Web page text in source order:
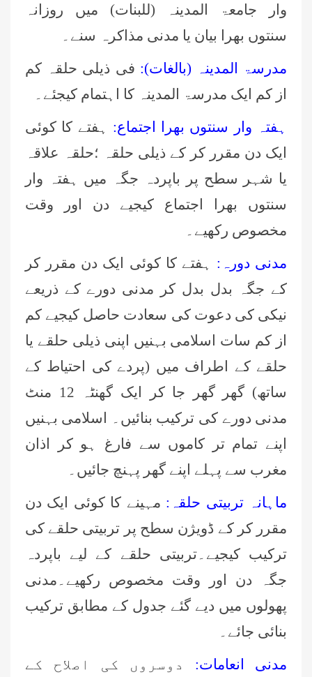
وار جامعۃ المدینہ (للبنات) میں روزانہ
سنتوں بھرا بیان یا مدنی مذاکرہ سنے۔
مدرسۃ المدینہ (بالغات): فی ذیلی حلقہ کم
از کم ایک مدرسۃ المدینہ کا اہتمام کیجئے۔
ہفتہ وار سنتوں بھرا اجتماع:
ہفتے کا کوئی
ایک دن مقرر کر کے ذیلی حلقہ ؛حلقہ علاقہ
یا شہر سطح پر باپردہ جگہ میں ہفتہ وار
سنتوں بھرا اجتماع کیجیے دن اور وقت
مخصوص رکھیے۔
مدنی دورہ:
ہفتے کا کوئی ایک دن مقرر کر
کے جگہ بدل بدل کر مدنی دورے کے ذریعے
نیکی کی دعوت کی سعادت حاصل کیجیے کم
از کم سات اسلامی بہنیں اپنی ذیلی حلقے یا
حلقے کے اطراف میں (پردے کی احتیاط کے
ساتھ) گھر گھر جا کر ایک گھنٹہ 12 منٹ
مدنی دورے کی ترکیب بنائیں۔ اسلامی بہنیں
اپنے تمام تر کاموں سے فارغ ہو کر اذان
مغرب سے پہلے اپنے گھر پہنچ جائیں۔
ماہانہ تربیتی حلقہ: مہینے کا کوئی ایک دن
مقرر کر کے ڈویژن سطح پر تربیتی حلقے کی
ترکیب کیجیے۔تربیتی حلقے کے لیے باپردہ
جگہ دن اور وقت مخصوص رکھیے۔مدنی
پھولوں میں دیے گئے جدول کے مطابق ترکیب
بنائی جائے۔
مدنی انعامات:
دوسروں کی اصلاح کے